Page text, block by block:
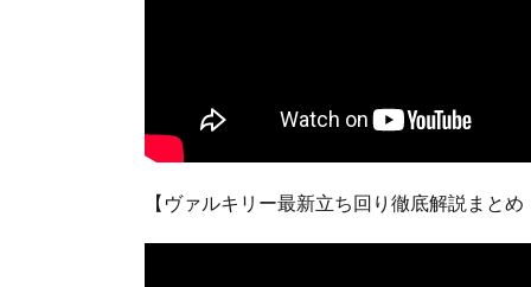
【ヴァルキリー最新立ち回り徹底解説まとめ